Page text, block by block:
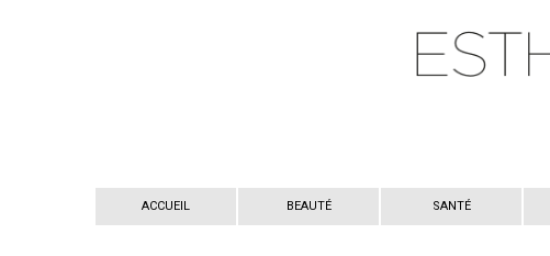
ACCUEIL BEAUTÉ SANTÉ